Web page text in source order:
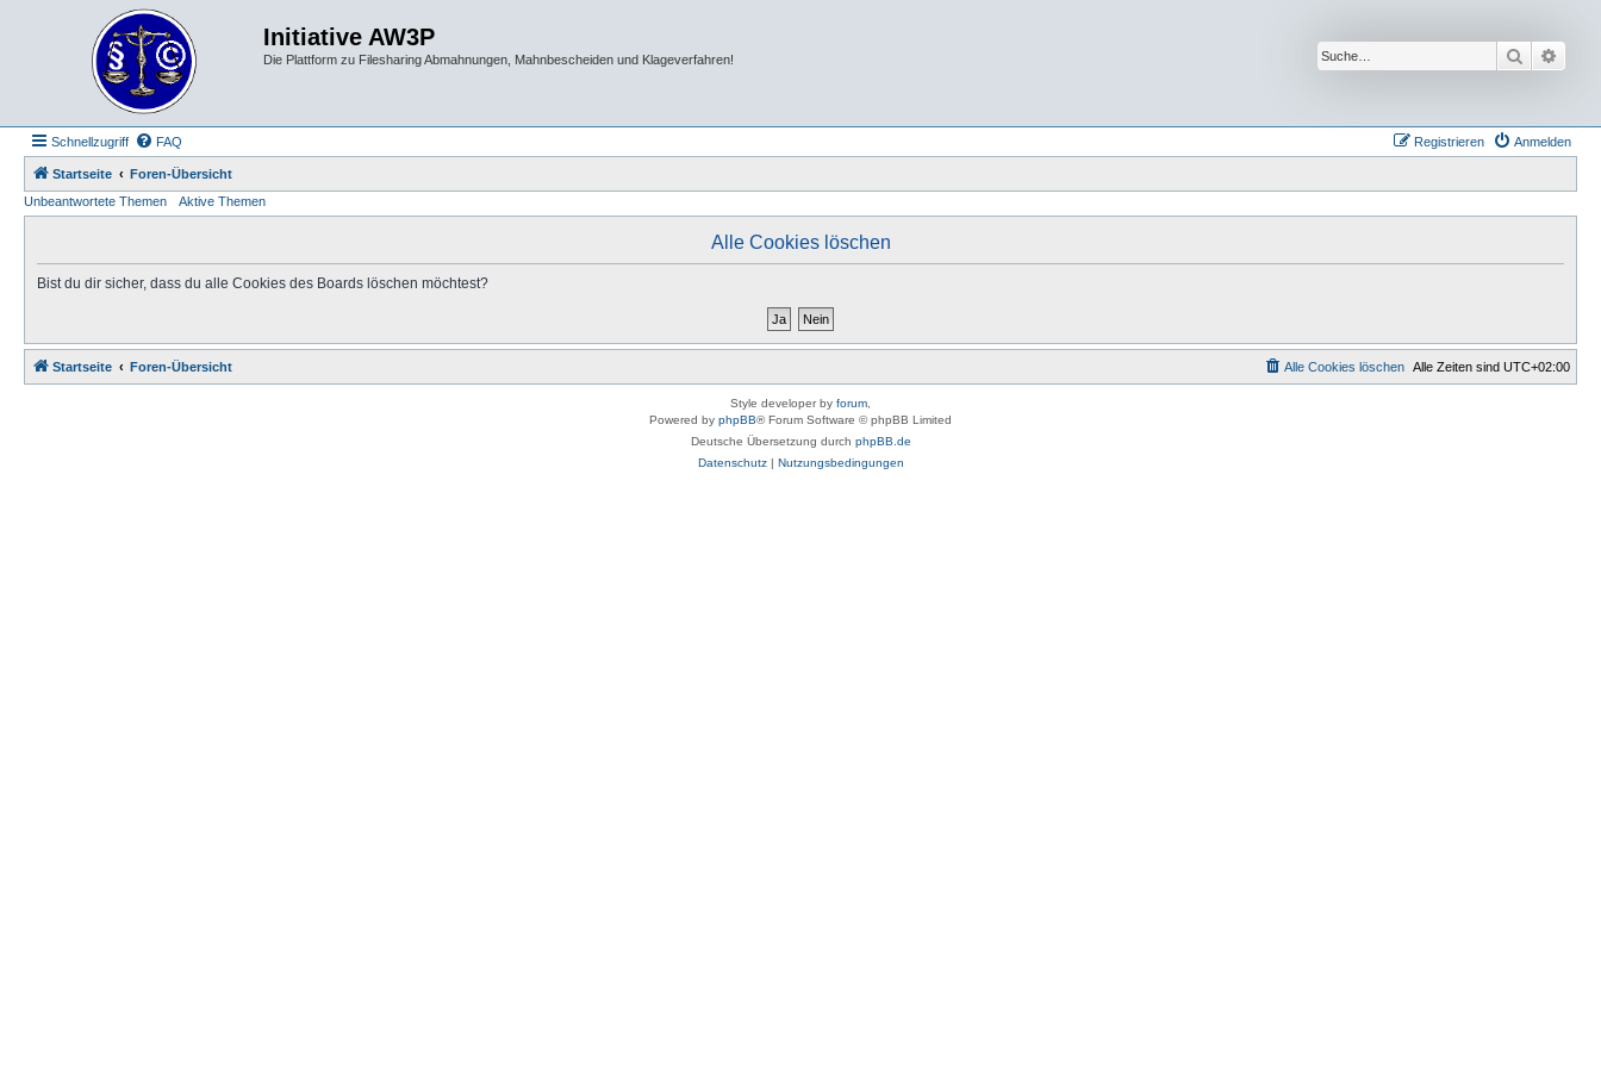
Initiative AW3P
Die Plattform zu Filesharing Abmahnungen, Mahnbescheiden und Klageverfahren! Suche
Schnellzugriff FAQ Anmelden
Registrieren
Startseite
Foren-Übersicht
Unbeantwortete Themen
Aktive Themen
Alle Cookies löschen
Bist du dir sicher, dass du alle Cookies des Boards löschen möchtest?
Startseite Foren-Übersicht Alle Zeiten sind UTC+02:00
Alle Cookies löschen
Style developer by forum
Powered by phpBB® Forum Software © phpBB Limited
Deutsche Übersetzung durch phpBB.de
Datenschutz| Nutzungsbedingungen